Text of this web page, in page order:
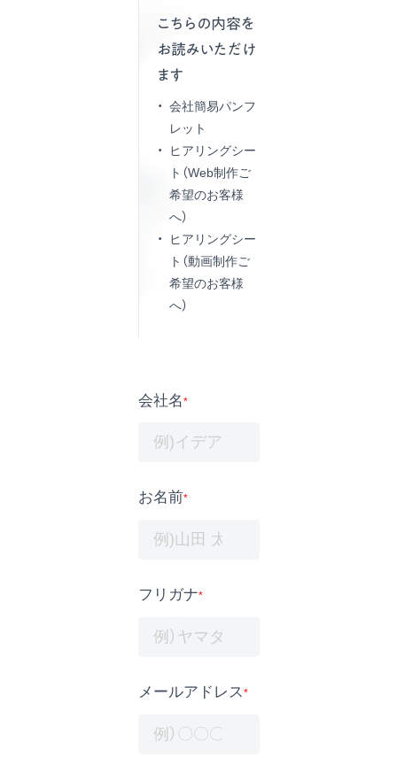
こちらの内容を
お読みいただけ
ます
会社簡易パンフ
レット
ヒアリングシー
ト（Web制作ご
希望のお客様
へ）
ヒアリングシー
ト（動画制作ご
希望のお客様
へ）
会社名*
お名前*
フリガナ*
メールアドレス*